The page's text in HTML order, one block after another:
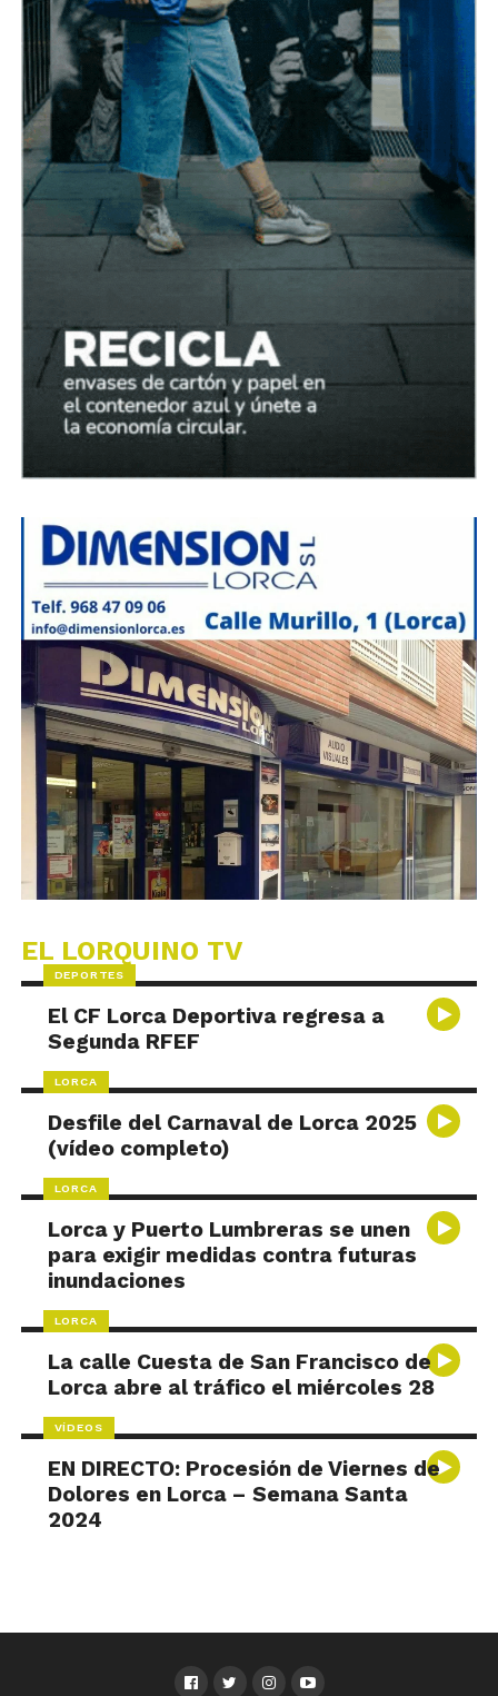
EL LORQUINO TV
DEPORTES
El CF Lorca Deportiva regresa a
Segunda RFEF
LORCA
Desfile del Carnaval de Lorca 2025
(vídeo completo)
LORCA
Lorca y Puerto Lumbreras se unen
para exigir medidas contra futuras
inundaciones
LORCA
La calle Cuesta de San Francisco de
Lorca abre al tráfico el miércoles 28
VÍDEOS
EN DIRECTO: Procesión de Viernes de
Dolores en Lorca – Semana Santa
2024